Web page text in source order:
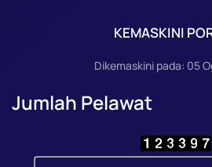
KEMASKINI
Dikemaskini pada: 05
Jumlah Pelawat